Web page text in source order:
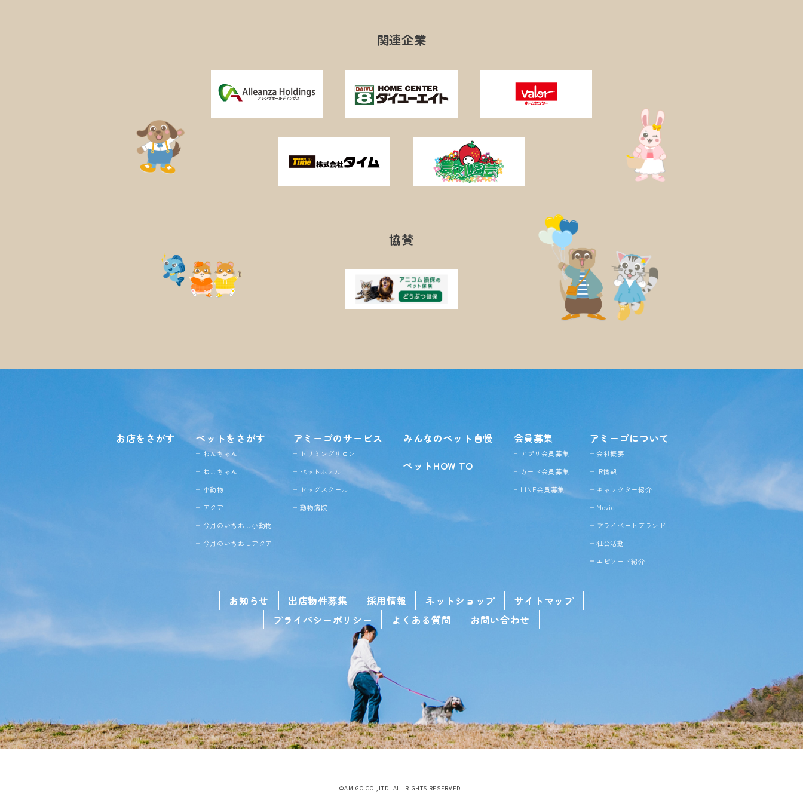
関連企業
協賛
お店をさがす ペットをさがす
わんちゃん
ねこちゃん
小動物
アクア
今月のいちおし小動物
今月のいちおしアクア
アミーゴのサービス
トリミングサロン
ペットホテル
ドッグスクール
動物病院
みんなのペット自慢
ペットHOW TO
会員募集
アプリ会員募集
カード会員募集
LINE会員募集
アミーゴについて
会社概要
IR情報
キャラクター紹介
Movie
プライベートブランド
社会活動
エピソード紹介
お知らせ 出店物件募集 採用情報 ネットショップ
サイトマップ
プライバシーポリシー
よくある質問 お問い合わせ
©AMIGO CO.,LTD. ALL RIGHTS RESERVED.